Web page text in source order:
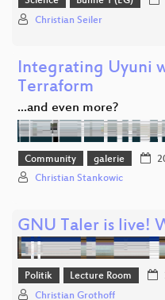
Christian Seiler
Integrating Uyuni
Terraform
...and even more?
Community galerie
Christian Stankowic
GNU Taler is live!
Politik Lecture Room
Christian Grothoff